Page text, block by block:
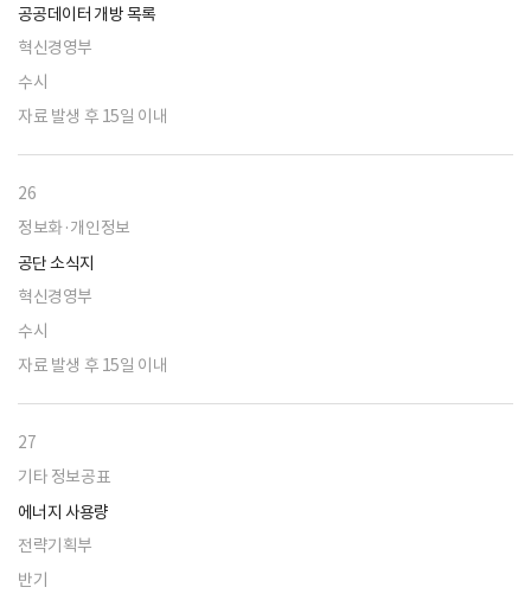
공공데이터 개방 목록
혁신경영부
수시
자료 발생 후 15일 이내
26
정보화·개인정보
공단 소식지
혁신경영부
수시
자료 발생 후 15일 이내
27
기타 정보공표
에너지 사용량
전략기획부
반기